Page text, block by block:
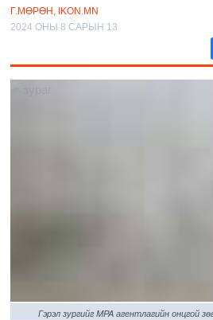
Г.МӨРӨН, IKON.MN
2024 ОНЫ 8 САРЫН 13
Гэрэл зургийг MPA агентлагийн онцгой